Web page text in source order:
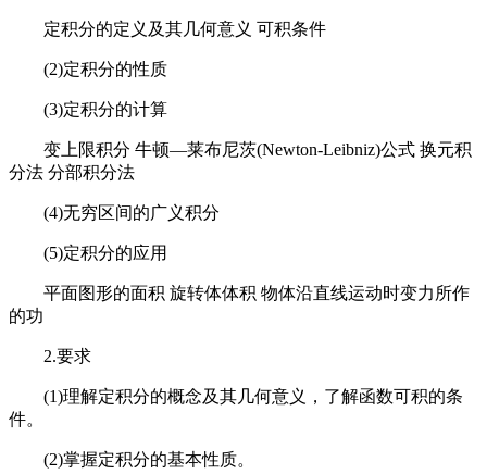
定积分的定义及其几何意义 可积条件
(2)定积分的性质
(3)定积分的计算
变上限积分 牛顿—莱布尼茨(Newton-Leibniz)公式 换元积
分法 分部积分法
(4)无穷区间的广义积分
(5)定积分的应用
平面图形的面积 旋转体体积 物体沿直线运动时变力所作
的功
2.要求
(1)理解定积分的概念及其几何意义，了解函数可积的条
件。
(2)掌握定积分的基本性质。